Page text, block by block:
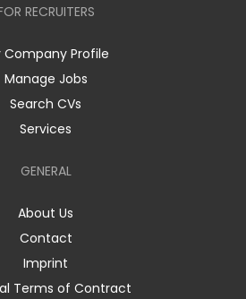
RECRUITERS
Company Profile
Manage Jobs
Search CVs
Services
GENERAL
About Us
Contact
Imprint
Terms of Contract